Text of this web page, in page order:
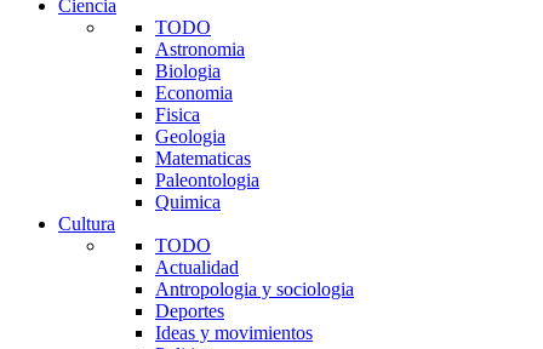
Ciencia
TODO
Astronomia
Biologia
Economia
Fisica
Geologia
Matematicas
Paleontologia
Quimica
Cultura
TODO
Actualidad
Antropologia y sociologia
Deportes
Ideas y movimientos